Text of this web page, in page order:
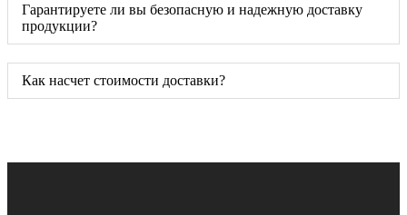
Гарантируете ли вы безопасную и надежную доставку
продукции?
Как насчет стоимости доставки?